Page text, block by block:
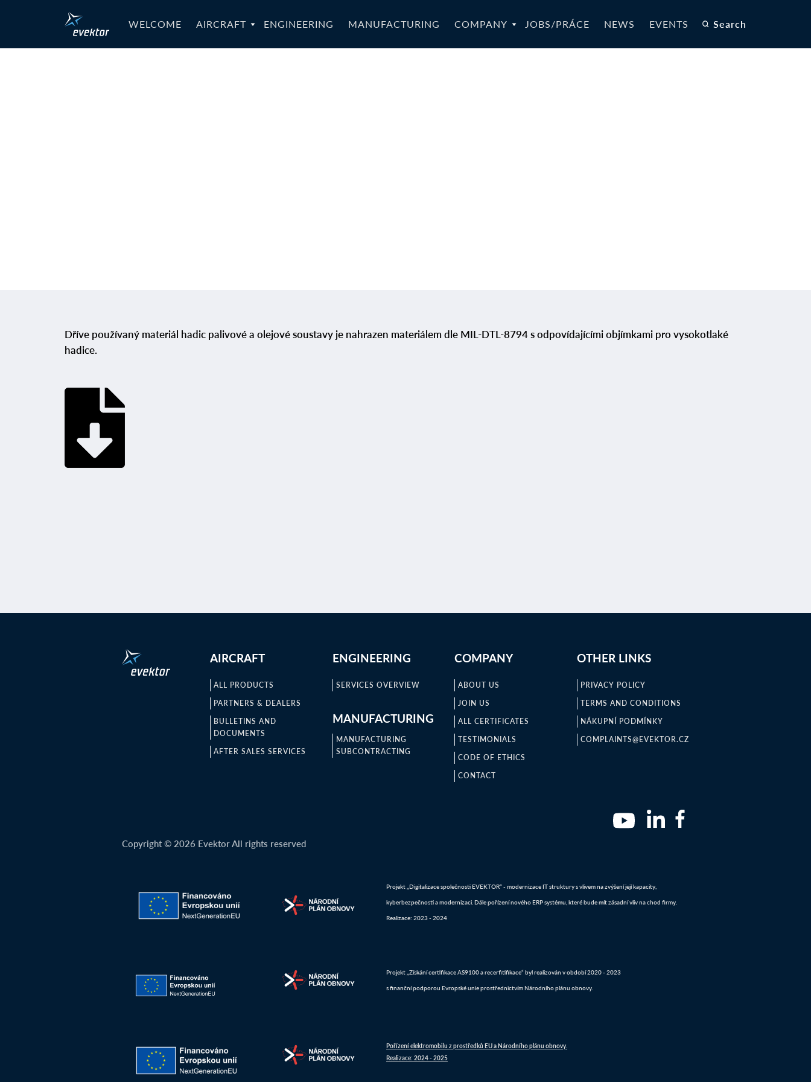
WELCOME AIRCRAFT ENGINEERING MANUFACTURING COMPANY JOBS/PRÁCE NEWS EVENTS Search
Dříve používaný materiál hadic palivové a olejové soustavy je nahrazen materiálem dle MIL-DTL-8794 s odpovídajícími objímkami pro vysokotlaké
hadice.
AIRCRAFT
ALL PRODUCTS
PARTNERS & DEALERS
BULLETINS AND
DOCUMENTS
AFTER SALES SERVICES
ENGINEERING
SERVICES OVERVIEW
MANUFACTURING
MANUFACTURING
SUBCONTRACTING
COMPANY
ABOUT US
JOIN US
ALL CERTIFICATES
TESTIMONIALS
CODE OF ETHICS
CONTACT
OTHER LINKS
PRIVACY POLICY
TERMS AND CONDITIONS
NÁKUPNÍ PODMÍNKY
COMPLAINTS@EVEKTOR.CZ
Copyright © 2026 Evektor All rights reserved
Projekt „Digitalizace společnosti EVEKTOR“ - modernizace IT struktury s vlivem na zvýšení její kapacity,
kyberbezpečnosti a modernizaci. Dále pořízení nového ERP systému, které bude mít zásadní vliv na chod firmy.
Realizace: 2023 - 2024
Projekt „Získání certifikace AS9100 a recerfitifikace“ byl realizován v období 2020 - 2023
s finanční podporou Evropské unie prostřednictvím Národního plánu obnovy.
Pořízení elektromobilu z prostředků EU a Národního plánu obnovy.
Realizace: 2024 - 2025